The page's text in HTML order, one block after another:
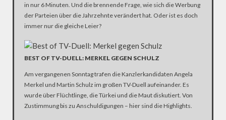
in nur 6 Minuten. Und die brennende Frage, wie sich die Werbung
der Parteien über die Jahrzehnte verändert hat. Oder ist es doch
immer nur die gleiche Leier?
BEST OF TV-DUELL: MERKEL GEGEN SCHULZ
Am vergangenen Sonntag trafen die Kanzlerkandidaten Angela
Merkel und Martin Schulz im großen TV-Duell aufeinander. Es
wurde über Flüchtlinge, die Türkei und die Maut diskutiert. Von
Zustimmung bis zu Anschuldigungen – hier sind die Highlights.